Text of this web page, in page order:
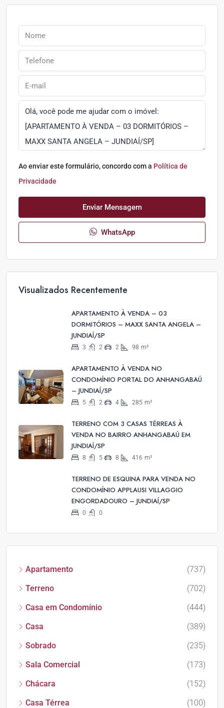
Ao enviar este formulário, concordo com a Política de
Privacidade
Enviar Mensagem
WhatsApp
Visualizados Recentemente
APARTAMENTO À VENDA – 03
DORMITÓRIOS – MAXX SANTA ANGELA –
JUNDIAÍ/SP
3 2 2 98 m²
APARTAMENTO À VENDA NO
CONDOMÍNIO PORTAL DO ANHANGABAÚ
– JUNDIAÍ/SP
5 2 4 285 m²
TERRENO COM 3 CASAS TÉRREAS À
VENDA NO BAIRRO ANHANGABAÚ EM
JUNDIAÍ/SP
8 5 8 416 m²
TERRENO DE ESQUINA PARA VENDA NO
CONDOMÍNIO APPLAUSI VILLAGGIO
ENGORDADOURO – JUNDIAÍ/SP
0 0
Apartamento
(737)
Terreno
(702)
Casa em Condomínio
(444)
Casa
(389)
Sobrado
(235)
Sala Comercial
(173)
Chácara
(152)
Casa Térrea
(100)